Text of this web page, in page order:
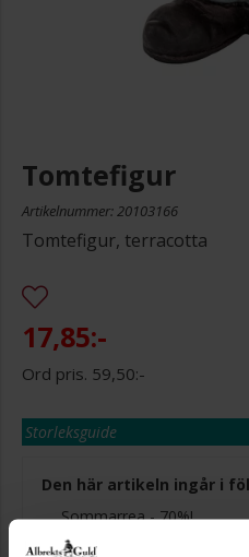
Tomtefigur
Artikelnummer: 20103166
Tomtefigur, terracotta
17,85:-
59,50:-
Storleksguide
Den här artikeln ingår i
Sommarrea - 70%!
70% rabatt på utvalda
kan ej kombineras med andra